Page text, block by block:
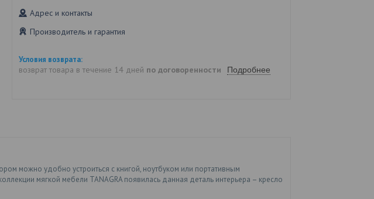
Адрес и контакты
Производитель и гарантия
возврат товара в течение 14 дней по договоренности Подробнее
можно удобно устроиться с книгой, ноутбуком или портативным
мягкой мебели TANAGRA появилась данная деталь интерьера – кресло